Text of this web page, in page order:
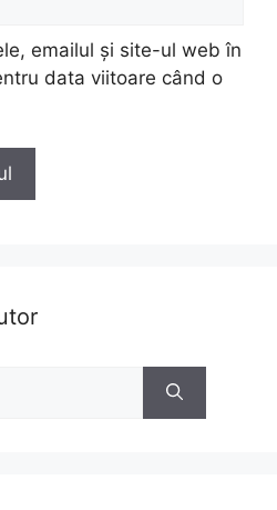
emailul și site-ul web în
data viitoare când o